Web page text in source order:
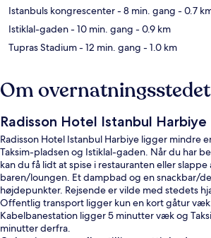
Istanbuls kongrescenter- 8 min. gang - 0.7
Istiklal-gaden- 10 min. gang - 0.9 km
Tupras Stadium- 12 min. gang - 1.0 km
Om overnatningsstedet
Radisson Hotel Istanbul Harbiye
Radisson Hotel Istanbul Harbiye ligger mindre
Taksim-pladsen og Istiklal-gaden. Når du har
kan du få lidt at spise i restauranten eller
baren/loungen. Et dampbad og en snackbar/
højdepunkter. Rejsende er vilde med stedets
Offentlig transport ligger kun en kort gåtur væk:
Kabelbanestation ligger 5 minutter væk og
minutter derfra.